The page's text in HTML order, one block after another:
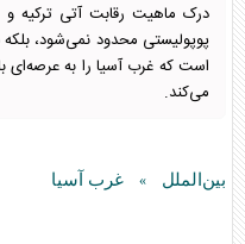
درک ماهیت رقابت آتی ترکیه و
پوپولیستی محدود نمی‌شود، بلکه
است که غرب آسیا را به عرصه‌ای
می‌کند.
بین‌الملل » غرب آسیا